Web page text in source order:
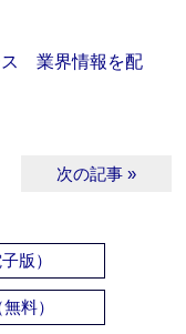
業界情報を配
次の記事 »
版）
料）